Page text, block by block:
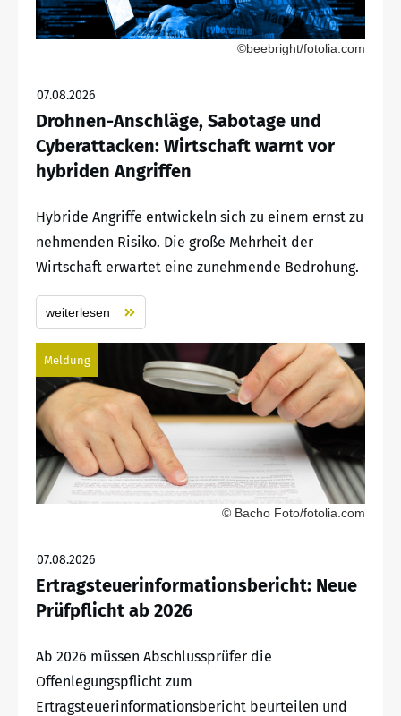
©beebright/fotolia.com
07.08.2026
Drohnen-Anschläge, Sabotage und
Cyberattacken: Wirtschaft warnt vor
hybriden Angriffen
Hybride Angriffe entwickeln sich zu einem ernst zu
nehmenden Risiko. Die große Mehrheit der
Wirtschaft erwartet eine zunehmende Bedrohung.
weiterlesen
Meldung
© Bacho Foto/fotolia.com
07.08.2026
Ertragsteuerinformationsbericht: Neue
Prüfpflicht ab 2026
Ab 2026 müssen Abschlussprüfer die
Offenlegungspflicht zum
Ertragsteuerinformationsbericht beurteilen und